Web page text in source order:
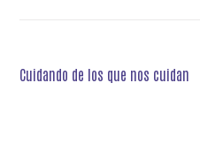
Navegación
Cuidando de los que nos cuidan